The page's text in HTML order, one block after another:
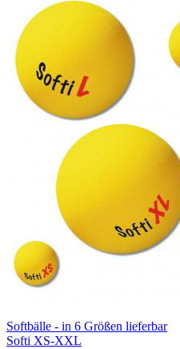
Softbälle - in 6 Größen lieferbar
Softi XS-XXL